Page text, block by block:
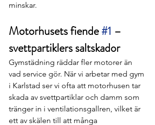
minskar.
Motorhusets fiende #1 –
svettpartiklers saltskador
Gymstädning räddar fler motorer än
vad service gör. När vi arbetar med gym
i Karlstad ser vi ofta att motorhusen tar
skada av svettpartiklar och damm som
tränger in i ventilationsgallren, vilket är
ett av skälen till att många